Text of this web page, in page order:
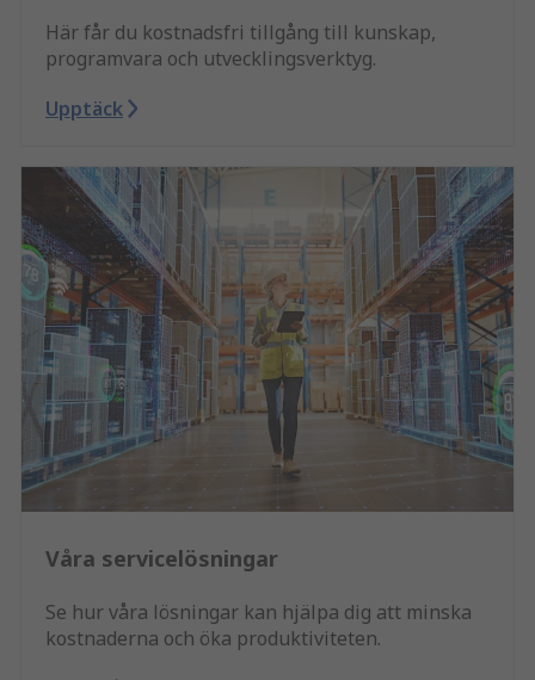
Här får du kostnadsfri tillgång till kunskap,
programvara och utvecklingsverktyg.
Upptäck
Våra servicelösningar
Se hur våra lösningar kan hjälpa dig att minska
kostnaderna och öka produktiviteten.